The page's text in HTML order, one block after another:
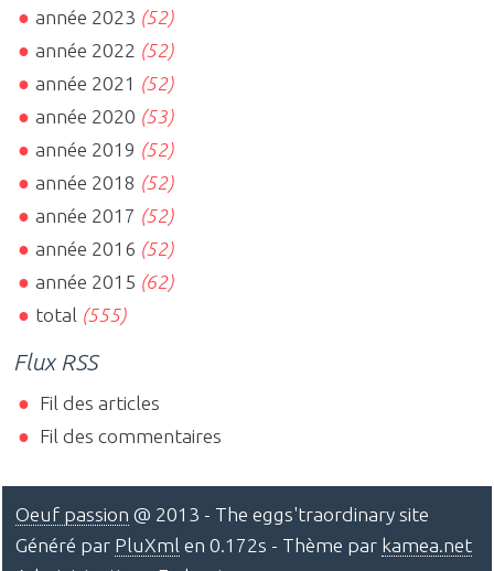
année 2023 (52)
année 2022 (52)
année 2021 (52)
année 2020 (53)
année 2019 (52)
année 2018 (52)
année 2017 (52)
année 2016 (52)
année 2015 (62)
total (555)
Flux RSS
Fil des articles
Fil des commentaires
Oeuf passion @ 2013 - The eggs'traordinary site
Généré par PluXml en 0.172s - Thème par kamea.net